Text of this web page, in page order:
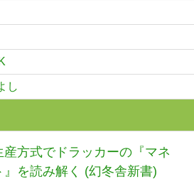
し
産方式でドラッカーの『マネ
』を読み解く (幻冬舎新書)